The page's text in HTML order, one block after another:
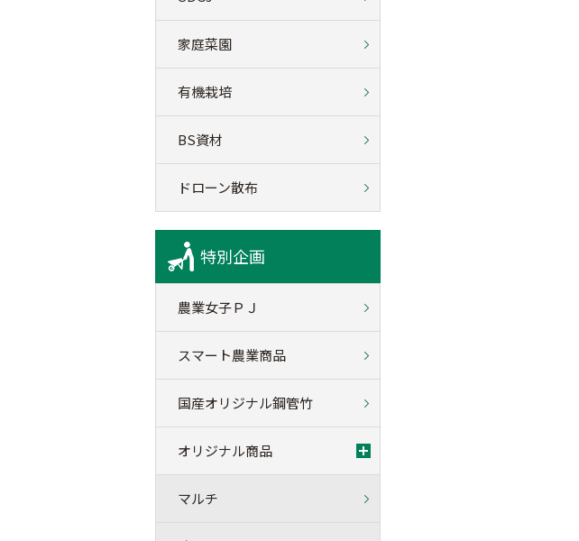
家庭菜園
有機栽培
BS資材
ドローン散布
特別企画
農業女子ＰＪ
スマート農業商品
国産オリジナル鋼管竹
オリジナル商品
マルチ